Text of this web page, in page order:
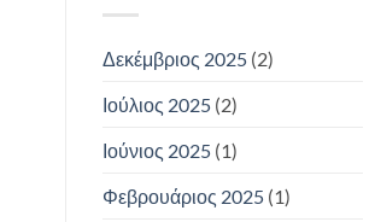
Δεκέμβριος 2025(2)
Ιούλιος 2025(2)
Ιούνιος 2025(1)
Φεβρουάριος 2025(1)